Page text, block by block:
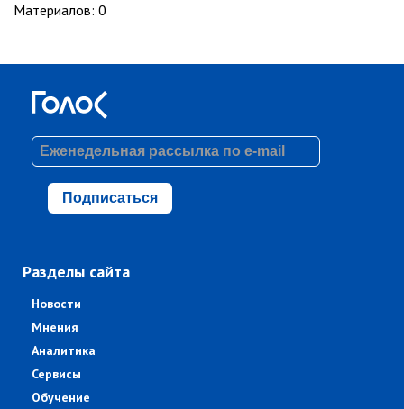
Материалов: 0
Подписаться
Разделы сайта
Новости
Мнения
Аналитика
Сервисы
Обучение